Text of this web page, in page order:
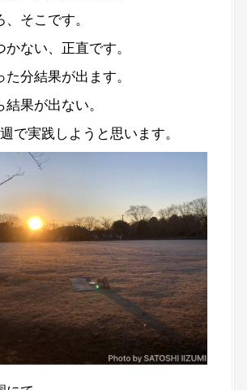
そこです。
ない、正直です。
分結果が出ます。
果が出ない。
で実践しようと思います。